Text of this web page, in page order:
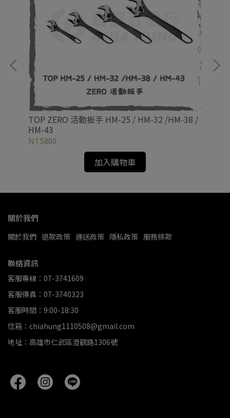
TOP ZERO 活動扳手 HM-25 / HM-32 /HM-38 /
HM-43
NT$800
加入購物車
關於我們
關於我們 退款政策 運送政策 隱私政策 服務條款
聯絡資訊
客服專線：07-3741609
客服傳真：07-3740323
客服時間：9:00-18:30
信箱：chiahung1110508@gmail.com
地址：高雄市仁武區澄觀路1306號